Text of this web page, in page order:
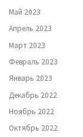
Май 2023
Апрель 2023
Март 2023
Февраль 2023
Январь 2023
Декабрь 2022
Ноябрь 2022
Октябрь 2022